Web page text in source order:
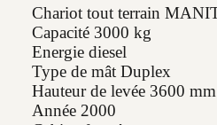
Chariot tout terrain
Capacité 3000 kg
Energie diesel
Type de mât Duplex
Hauteur de levée 3600 mm
Année 2000